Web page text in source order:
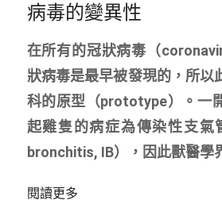
病毒的變異性
在所有的冠狀病毒（
狀病毒是最早被發現的，所以
科的原型（prototype）。一
起雞隻的病症為傳染性支氣
bronchitis, IB），因此獸醫學
閱讀更多